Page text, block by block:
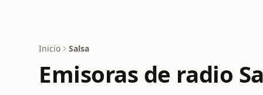
Inicio Salsa
Emisoras de radio